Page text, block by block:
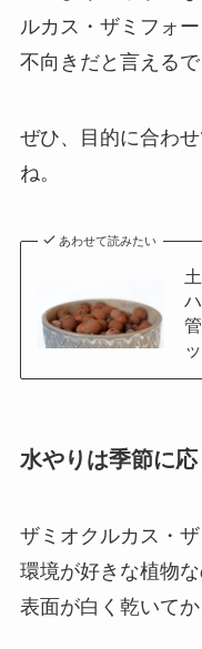
ルカス・ザミフォ
不向きだと言えるで
ぜひ、目的に合わ
ね。
あわせて読みたい
水やりは季節に応
ザミオクルカス・ザ
環境が好きな植物
表面が白く乾いて